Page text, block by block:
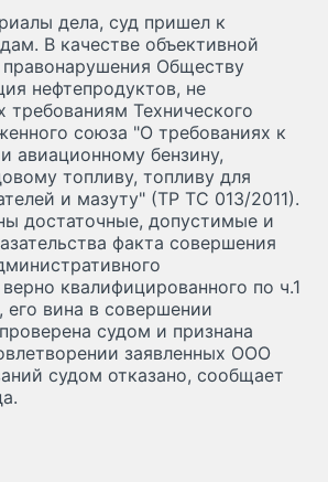
дела, суд пришел к
В качестве объективной
Обществу
нефтепродуктов, не
Технического
союза "О требованиях к
авиационному бензину,
топливу, топливу для
и мазуту" (ТР ТС 013/2011).
достаточные, допустимые и
факта совершения
квалифицированного по ч.1
его вина в совершении
судом и признана
заявленных ООО
судом отказано, сообщает